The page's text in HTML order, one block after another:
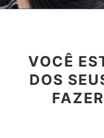
VOCÊ
DOS